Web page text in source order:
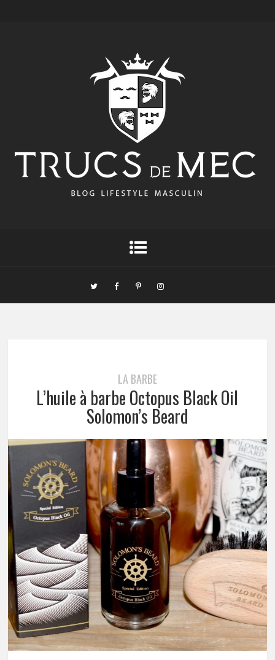
LA BARBE
L’huile à barbe Octopus Black Oil
Solomon’s Beard